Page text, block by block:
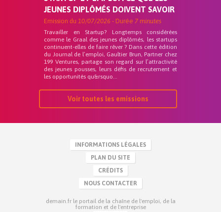
JEUNES DIPLÔMÉS DOIVENT SAVOIR
Emission du 10/07/2026 - Durée 7 minutes
Travailler en Startup? Longtemps considérées
comme le Graal des jeunes diplômés, les startups
continuent-elles de faire rêver ? Dans cette édition
du Journal de l’emploi, Gaultier Brun, Partner chez
199 Ventures, partage son regard sur l’attractivité
des jeunes pousses, leurs défis de recrutement et
les opportunités qu&rsquo...
Voir toutes les emissions
INFORMATIONS LÉGALES
PLAN DU SITE
CRÉDITS
NOUS CONTACTER
demain.fr le portail de la chaîne de l'emploi, de la
formation et de l'entreprise